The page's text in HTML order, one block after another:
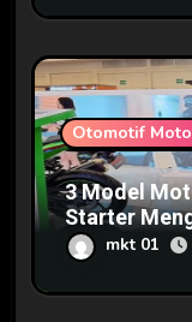
Otomotif
3 Model
Starter
mkt 01